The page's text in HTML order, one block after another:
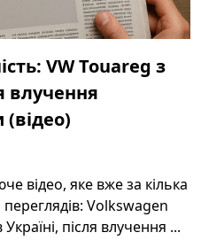
VW Touareg з
влучення
(відео)
відео, яке вже за кілька
Volkswagen
після влучення ...